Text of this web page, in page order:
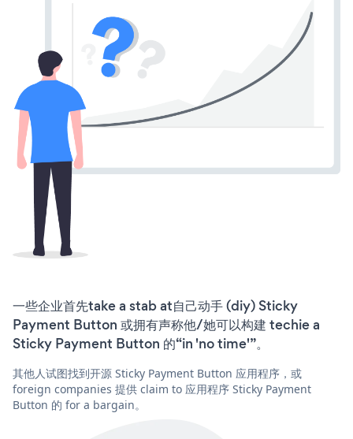
一些企业首先take a stab at自己动手 (diy) Sticky
Payment Button 或拥有声称他/她可以构建 techie a
Sticky Payment Button 的“in 'no time'”。
其他人试图找到开源 Sticky Payment Button 应用程序，或
foreign companies 提供 claim to 应用程序 Sticky Payment
Button 的 for a bargain。